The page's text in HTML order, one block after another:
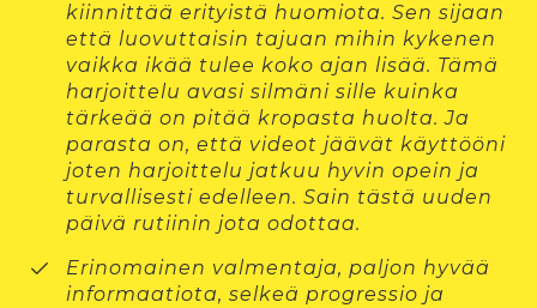
kiinnittää erityistä huomiota. Sen sijaan
että luovuttaisin tajuan mihin kykenen
vaikka ikää tulee koko ajan lisää. Tämä
harjoittelu avasi silmäni sille kuinka
tärkeää on pitää kropasta huolta. Ja
parasta on, että videot jäävät käyttööni
joten harjoittelu jatkuu hyvin opein ja
turvallisesti edelleen. Sain tästä uuden
päivä rutiinin jota odottaa.
Erinomainen valmentaja, paljon hyvää
informaatiota, selkeä progressio ja